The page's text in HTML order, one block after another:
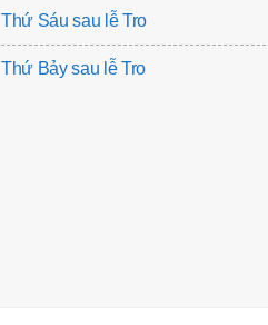
Thứ Sáu sau lễ Tro
Thứ Bảy sau lễ Tro